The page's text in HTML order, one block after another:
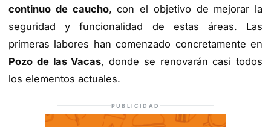
continuo de caucho, con el objetivo de mejorar la
seguridad y funcionalidad de estas áreas. Las
primeras labores han comenzado concretamente en
Pozo de las Vacas, donde se renovarán casi todos
los elementos actuales.
PUBLICIDAD